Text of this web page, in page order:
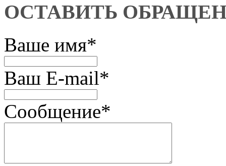
ОСТАВИТЬ
Ваше имя*
Ваш E-mail*
Сообщение*